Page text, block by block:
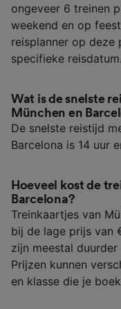
ongeveer 6 treinen
weekend en op
reisplanner op deze
specifieke reisdatum.
Wat is de snelste
München en
De snelste reistijd
Barcelona is 14 uur
Hoeveel kost de
Barcelona?
Treinkaartjes van
bij de lage prijs van
zijn meestal
Prijzen kunnen
en klasse die je